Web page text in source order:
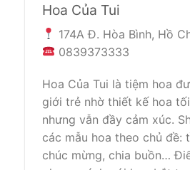
Hoa Của Tui
174A Đ. Hòa Bình, Hồ
0839373333
Hoa Của Tui là tiệm hoa
giới trẻ nhờ thiết kế hoa
nhưng vẫn đầy cảm xúc.
các mẫu hoa theo chủ đề:
chúc mừng, chia buồn…